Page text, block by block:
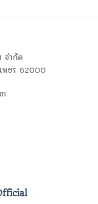
จำกัด
พชร 62000